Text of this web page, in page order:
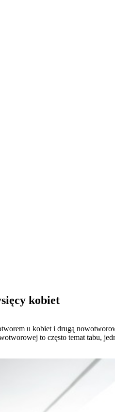
kobiet
u kobiet i drugą
to często temat tabu,